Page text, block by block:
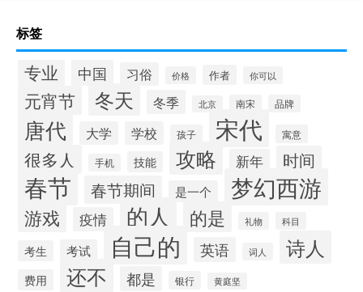
标签
专业 中国 习俗 价格 作者 你可以
元宵节 冬天 冬季 北京 南宋 品牌
唐代 大学 学校 孩子 宋代 寓意
很多人 手机 技能 攻略 新年 时间
春节 春节期间 是一个 梦幻西游
游戏 疫情 的人 的是 礼物 科目
考生 考试 自己的 英语 词人 诗人
费用 还不 都是 银行 黄庭坚